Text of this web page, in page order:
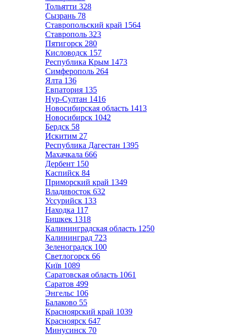
Тольятти 328
Сызрань 78
Ставропольский край 1564
Ставрополь 323
Пятигорск 280
Кисловодск 157
Республика Крым 1473
Симферополь 264
Ялта 136
Евпатория 135
Нур-Султан 1416
Новосибирская область 1413
Новосибирск 1042
Бердск 58
Искитим 27
Республика Дагестан 1395
Махачкала 666
Дербент 150
Каспийск 84
Приморский край 1349
Владивосток 632
Уссурийск 133
Находка 117
Бишкек 1318
Калининградская область 1250
Калининград 723
Зеленоградск 100
Светлогорск 66
Київ 1089
Саратовская область 1061
Саратов 499
Энгельс 106
Балаково 55
Красноярский край 1039
Красноярск 647
Минусинск 70